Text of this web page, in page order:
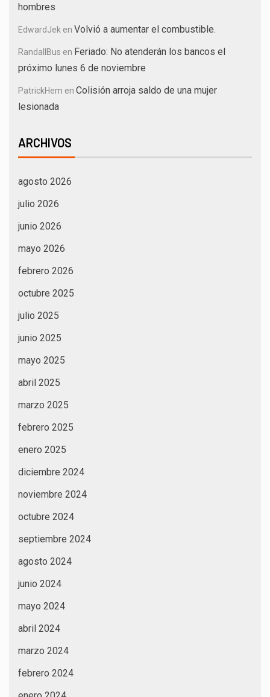
hombres
EdwardJek en Volvió a aumentar el combustible.
RandallBus en Feriado: No atenderán los bancos el
próximo lunes 6 de noviembre
PatrickHem en Colisión arroja saldo de una mujer
lesionada
ARCHIVOS
agosto 2026
julio 2026
junio 2026
mayo 2026
febrero 2026
octubre 2025
julio 2025
junio 2025
mayo 2025
abril 2025
marzo 2025
febrero 2025
enero 2025
diciembre 2024
noviembre 2024
octubre 2024
septiembre 2024
agosto 2024
junio 2024
mayo 2024
abril 2024
marzo 2024
febrero 2024